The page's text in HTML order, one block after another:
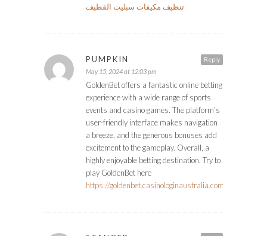
تنظيف مكيفات سبليت القطيف
Reply
PUMPKIN
May 15, 2024 at 12:03 pm
GoldenBet offers a fantastic online betting
experience with a wide range of sports
events and casino games. The platform’s
user-friendly interface makes navigation
a breeze, and the generous bonuses add
excitement to the gameplay. Overall, a
highly enjoyable betting destination. Try to
play GoldenBet here
https://goldenbet.casinologinaustralia.com/